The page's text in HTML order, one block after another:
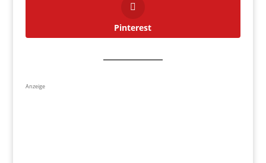
Pinterest
Anzeige